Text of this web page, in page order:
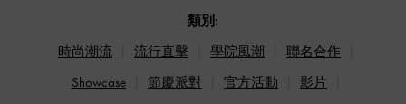
類別:
時尚潮流
流行直擊 學院風潮
聯名合作
Showcase
節慶派對 官方活動
影片